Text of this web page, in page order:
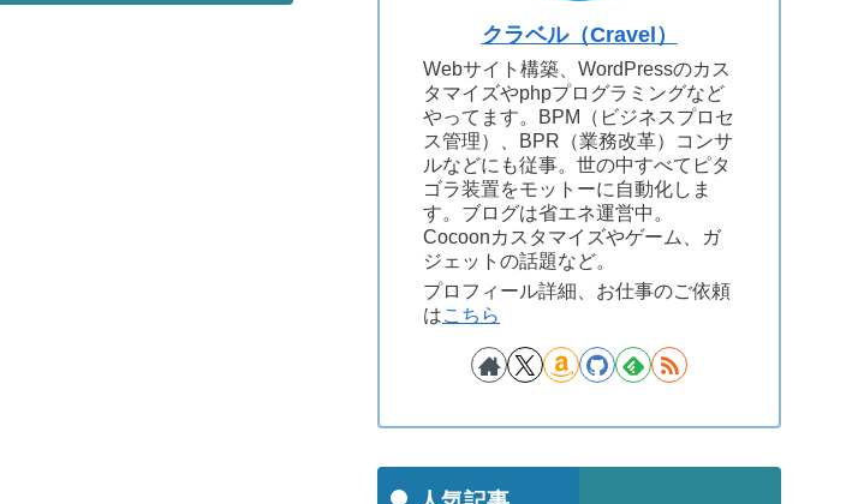
クラベル（Cravel）
Webサイト構築、WordPressのカス
タマイズやphpプログラミングなど
やってます。BPM（ビジネスプロセ
ス管理）、BPR（業務改革）コンサ
ルなどにも従事。世の中すべてピタ
ゴラ装置をモットーに自動化しま
す。ブログは省エネ運営中。
Cocoonカスタマイズやゲーム、ガ
ジェットの話題など。
プロフィール詳細、お仕事のご依頼
はこちら